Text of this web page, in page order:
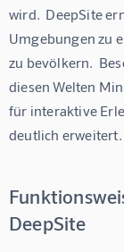
wird.  DeepSite
Umgebungen zu
zu bevölkern.
diesen Welten
für interaktive
deutlich erweitert.
DeepSite